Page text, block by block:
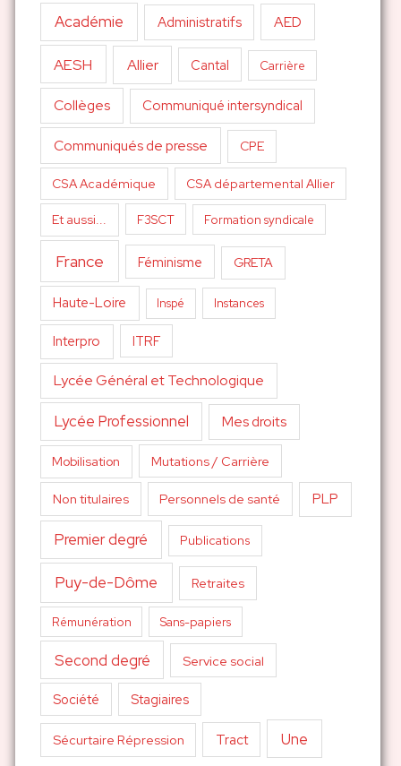
Académie Administratifs AED
AESH Allier Cantal Carrière
Collèges Communiqué intersyndical
Communiqués de presse CPE
CSA Académique CSA départemental Allier
Et aussi... F3SCT Formation syndicale
France Féminisme GRETA
Haute-Loire Inspé Instances
Interpro ITRF
Lycée Général et Technologique
Lycée Professionnel Mes droits
Mobilisation Mutations / Carrière
Non titulaires Personnels de santé PLP
Premier degré Publications
Puy-de-Dôme Retraites
Rémunération Sans-papiers
Second degré Service social
Société Stagiaires
Sécurtaire Répression Tract Une